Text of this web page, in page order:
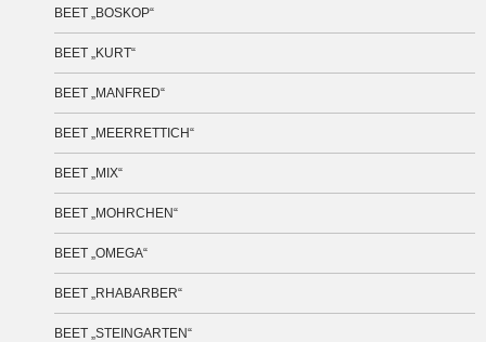
BEET „BOSKOP“
BEET „KURT“
BEET „MANFRED“
BEET „MEERRETTICH“
BEET „MIX“
BEET „MOHRCHEN“
BEET „OMEGA“
BEET „RHABARBER“
BEET „STEINGARTEN“